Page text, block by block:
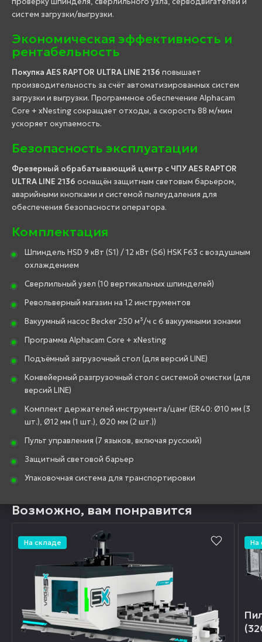
систем загрузки/выгрузки.
Экономическая эффективность и
рентабельность
Покупка AES RAPTOR ULTRA LINE 2136 повышает
производительность за счёт автоматизированных систем
загрузки и выгрузки. Программное обеспечение Alphacam
Core + xNesting сокращает отходы, а скорость 88 м/мин
ускоряет окупаемость.
Безопасность эксплуатации
Фрезерный обрабатывающий центр с ЧПУ AES RAPTOR
ULTRA LINE 2136 оснащён защитным световым барьером,
аварийными кнопками и системой пылеудаления для
обеспечения безопасности оператора.
Комплектация
Шпиндель HSD 9 кВт (S1) / 12 кВт (S6) HSK F63 с воздушным
охлаждением
Сверлильный узел (10 вертикальных шпинделей)
Револьверный магазин на 12 инструментов
Вакуумный насос Becker 250 м³/ч с 6 вакуумными зонами
Программа Alphacam Core + xNesting
Подъёмный загрузочный стол (для версий LINE)
Конвейерный разгрузочный стол с системой очистки (для
версий LINE)
Комплект держателей инструмента/цанг (ER40: Ø10 мм (3
шт.), Ø12 мм (1 шт.), Ø20 мм (2 шт.))
Пульт управления (7 языков, включая русский)
Защитный световой барьер
Упаковочная система для транспортировки
Возможно, вам понравится
На складе На